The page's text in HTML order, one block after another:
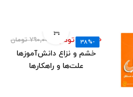
-38%
490,000 تومان 790,000 تومان
خشم و نزاع دانش‌آموزها
علت‌ها و راهکارها